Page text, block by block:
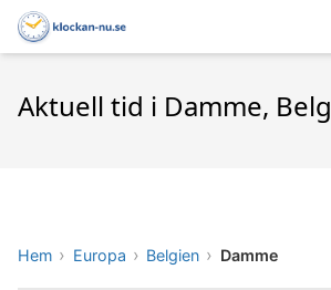
Aktuell tid i Damme,
Hem Europa Belgien Damme